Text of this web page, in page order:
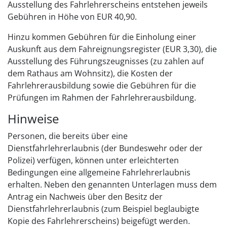
Ausstellung des Fahrlehrerscheins entstehen jeweils
Gebühren in Höhe von EUR 40,90.
Hinzu kommen Gebühren für die Einholung einer
Auskunft aus dem Fahreignungsregister (EUR 3,30), die
Ausstellung des Führungszeugnisses (zu zahlen auf
dem Rathaus am Wohnsitz), die Kosten der
Fahrlehrerausbildung sowie die Gebühren für die
Prüfungen im Rahmen der Fahrlehrerausbildung.
Hinweise
Personen, die bereits über eine
Dienstfahrlehrerlaubnis (der Bundeswehr oder der
Polizei) verfügen, können unter erleichterten
Bedingungen eine allgemeine Fahrlehrerlaubnis
erhalten. Neben den genannten Unterlagen muss dem
Antrag ein Nachweis über den Besitz der
Dienstfahrlehrerlaubnis (zum Beispiel beglaubigte
Kopie des Fahrlehrerscheins) beigefügt werden.